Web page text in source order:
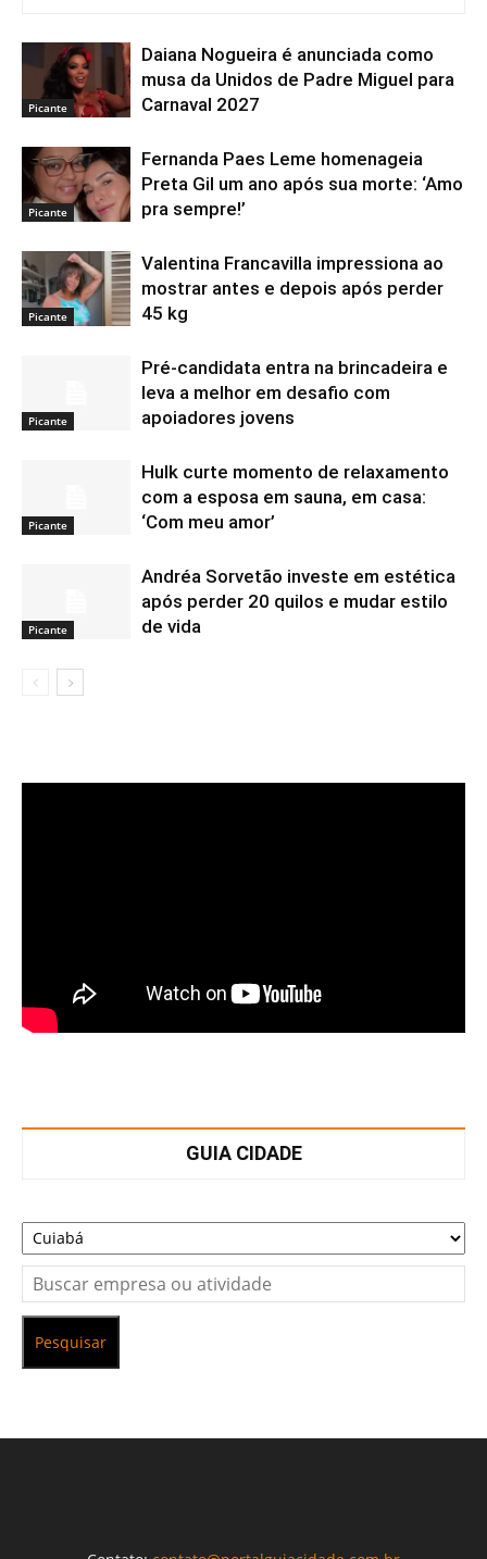
Picante
Daiana Nogueira é anunciada como
musa da Unidos de Padre Miguel para
Carnaval 2027
Picante
Fernanda Paes Leme homenageia
Preta Gil um ano após sua morte: ‘Amo
pra sempre!’
Picante
Valentina Francavilla impressiona ao
mostrar antes e depois após perder
45 kg
Picante
Pré-candidata entra na brincadeira e
leva a melhor em desafio com
apoiadores jovens
Picante
Hulk curte momento de relaxamento
com a esposa em sauna, em casa:
‘Com meu amor’
Picante
Andréa Sorvetão investe em estética
após perder 20 quilos e mudar estilo
de vida
GUIA CIDADE
Pesquisar